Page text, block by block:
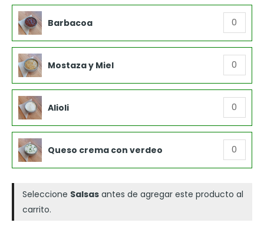
Barbacoa
Barbacoa
cantidad
Mostaza y Miel
Mostaza
Miel
cantidad
Alioli
cantidad
Queso crema con verdeo
Queso
con
cantidad
Seleccione Salsas antes de agregar este producto al
carrito.